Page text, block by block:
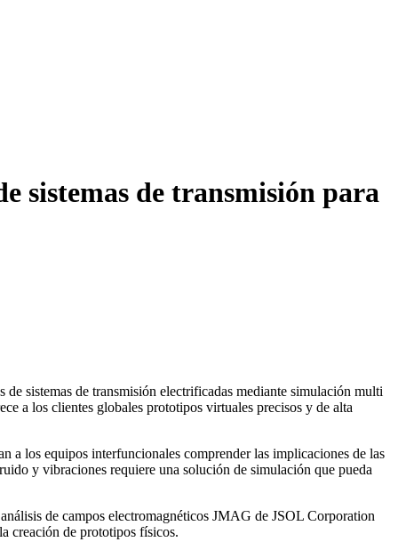
sistemas de transmisión para
sistemas de transmisión electrificadas mediante simulación multi
a los clientes globales prototipos virtuales precisos y de alta
a los equipos interfuncionales comprender las implicaciones de las
y vibraciones requiere una solución de simulación que pueda
de campos electromagnéticos JMAG de JSOL Corporation
creación de prototipos físicos.